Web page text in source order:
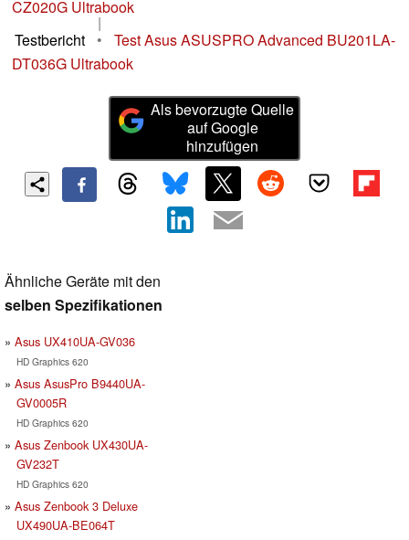
CZ020G Ultrabook
|
Testbericht
•
Test Asus ASUSPRO Advanced BU201LA-
DT036G Ultrabook
Als bevorzugte Quelle
auf Google
hinzufügen
Ähnliche Geräte mit den
selben Spezifikationen
Asus UX410UA-GV036
HD Graphics 620
Asus AsusPro B9440UA-
GV0005R
HD Graphics 620
Asus Zenbook UX430UA-
GV232T
HD Graphics 620
Asus Zenbook 3 Deluxe
UX490UA-BE064T